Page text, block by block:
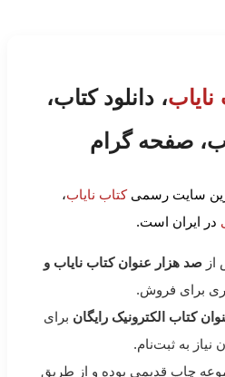
نایاب، دانلود کتاب،
صفحه گرام
سایت رسمیکتاب نایاب،
در ایران است.
صد هزار عنوان کتاب نایاب و
برای فروش.
کتاب الکترونیک رایگان برای
نیاز به ثبت‌نام.
چاپ قدیمی بوده و از طریق